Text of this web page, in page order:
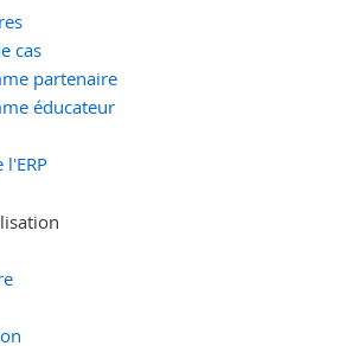
cas
partenaire
éducateur
l'ERP